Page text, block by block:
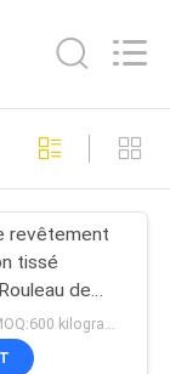
42
revêtement
tissé
de
qualité auNégociable MOQ:600 kilogrammes